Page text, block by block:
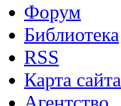
Форум
Библиотека
RSS
Карта сайта